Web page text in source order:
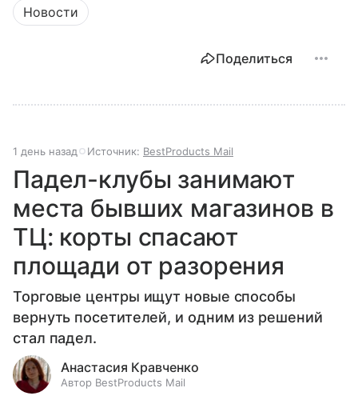
Новости
Поделиться
1 день назад Источник: BestProducts Mail
Падел-клубы занимают
места бывших магазинов в
ТЦ: корты спасают
площади от разорения
Торговые центры ищут новые способы
вернуть посетителей, и одним из решений
стал падел.
Анастасия Кравченко
Автор BestProducts Mail